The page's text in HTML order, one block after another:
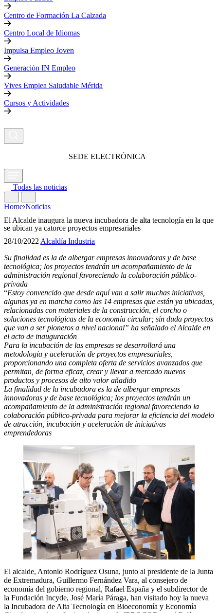
Centro de Formación La Calzada
Centro Local de Idiomas
Impulsa Empleo Joven
Generación IN Empleo
Vives Emplea Saludable Mérida
Cursos y Actividades
SEDE ELECTRÓNICA
Todas las noticias
Home Noticias
El Alcalde inaugura la nueva incubadora de alta tecnología en la que
se ubican ya catorce proyectos empresariales
28/10/2022Alcaldía Industria
Su finalidad es la de albergar empresas innovadoras y de base
tecnológica; los proyectos tendrán un acompañamiento de la
administración regional favoreciendo la colaboración público-
privada
“Estoy convencido que desde aquí van a salir muchas iniciativas,
algunas ya en marcha como las 14 empresas que están ya ubicadas,
relacionadas con materiales de la construcción, el corcho o
soluciones tecnológicas de la economía circular; sin duda proyectos
que van a ser pioneros a nivel nacional” ha señalado el Alcalde en
el acto de inauguración
Para la incubación de las empresas se desarrollará una
metodología y aceleración de proyectos empresariales,
proporcionando una completa oferta de servicios avanzados que
permitan, de forma eficaz, crear y llevar a mercado nuevos
productos y procesos de alto valor añadido
La finalidad de la incubadora es la de albergar empresas
innovadoras y de base tecnológica; los proyectos tendrán un
acompañamiento de la administración regional favoreciendo la
colaboración público-privada para mejorar la eficiencia del modelo
de atracción, incubación y aceleración de iniciativas
emprendedoras
El alcalde, Antonio Rodríguez Osuna, junto al presidente de la Junta
de Extremadura, Guillermo Fernández Vara, al consejero de
economía del gobierno regional, Rafael España y el subdirector de
la Fundación Incyde, José María Páraga, han visitado hoy la nueva
la Incubadora de Alta Tecnología en Bioeconomía y Economía